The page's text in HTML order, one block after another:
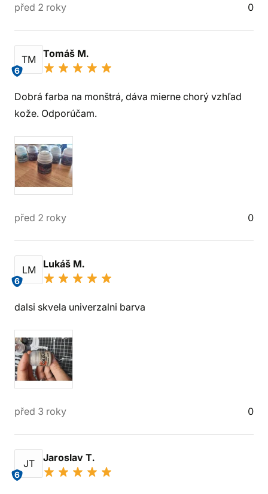
před 2 roky 0
TM
6
Tomáš M.
Dobrá farba na monštrá, dáva mierne chorý vzhľad
kože. Odporúčam.
před 2 roky 0
LM
6
Lukáš M.
dalsi skvela univerzalni barva
před 3 roky 0
JT
6
Jaroslav T.